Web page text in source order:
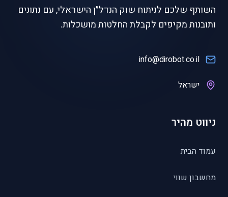
השותף שלכם לניתוח שוק הנדל״ן הישראלי, עם נתונים
ותובנות מקיפים לקבלת החלטות מושכלות.
info@dirobot.co.il
ישראל
ניווט מהיר
עמוד הבית
מחשבון שווי